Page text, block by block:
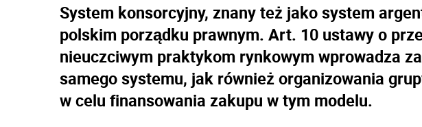
System konsorcyjny, znany też jako system
polskim porządku prawnym. Art. 10 ustawy o
nieuczciwym praktykom rynkowym wprowadza
samego systemu, jak również organizowania
w celu finansowania zakupu w tym modelu.